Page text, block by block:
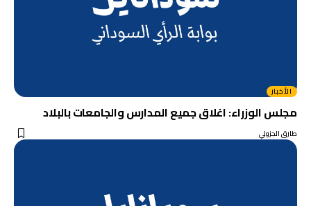
الأخبار
مجلس الوزراء: اغلاق جميع المدارس والجامعات بالبلاد
طارق الجزولي